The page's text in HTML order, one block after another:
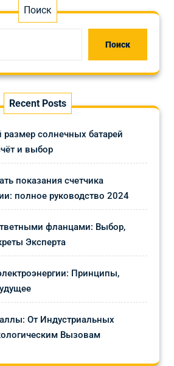
Поиск
Поиск
Recent Posts
солнечных батарей
и выбор
показания счетчика
полное руководство 2024
фланцами: Выбор,
Эксперта
Принципы,
От Индустриальных
Вызовам